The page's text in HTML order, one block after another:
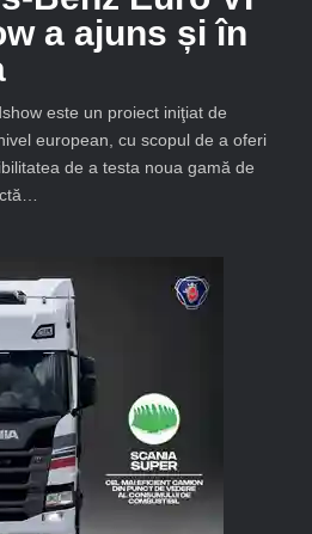
a ajuns și în
este un proiect iniţiat de
european, cu scopul de a oferi
de a testa noua gamă de